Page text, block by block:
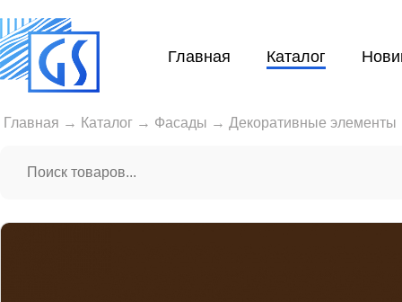
Главная Каталог
Главная → Каталог → Фасады → Декоративные элементы